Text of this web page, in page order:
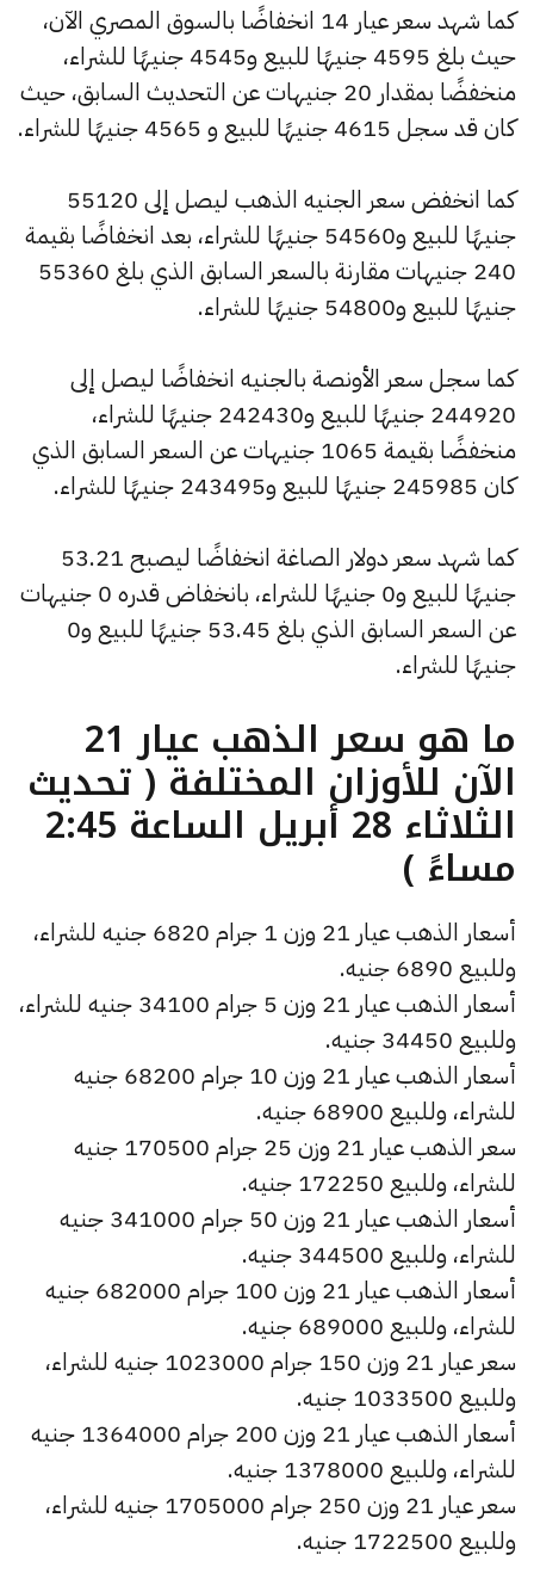
كما شهد سعر عيار 14 انخفاضًا بالسوق المصري الآن،
حيث بلغ 4595 جنيهًا للبيع و4545 جنيهًا للشراء،
منخفضًا بمقدار 20 جنيهات عن التحديث السابق، حيث
كان قد سجل 4615 جنيهًا للبيع و 4565 جنيهًا للشراء.
كما انخفض سعر الجنيه الذهب ليصل إلى 55120
جنيهًا للبيع و54560 جنيهًا للشراء، بعد انخفاضًا بقيمة
240 جنيهات مقارنة بالسعر السابق الذي بلغ 55360
جنيهًا للبيع و54800 جنيهًا للشراء.
كما سجل سعر الأونصة بالجنيه انخفاضًا ليصل إلى
244920 جنيهًا للبيع و242430 جنيهًا للشراء،
منخفضًا بقيمة 1065 جنيهات عن السعر السابق الذي
كان 245985 جنيهًا للبيع و243495 جنيهًا للشراء.
كما شهد سعر دولار الصاغة انخفاضًا ليصبح 53.21
جنيهًا للبيع و0 جنيهًا للشراء، بانخفاض قدره 0 جنيهات
عن السعر السابق الذي بلغ 53.45 جنيهًا للبيع و0
جنيهًا للشراء.
ما هو سعر الذهب عيار 21
الآن للأوزان المختلفة ( تحديث
الثلاثاء 28 أبريل الساعة 2:45
مساءً )
أسعار الذهب عيار 21 وزن 1 جرام 6820 جنيه للشراء،
وللبيع 6890 جنيه.
أسعار الذهب عيار 21 وزن 5 جرام 34100 جنيه للشراء،
وللبيع 34450 جنيه.
أسعار الذهب عيار 21 وزن 10 جرام 68200 جنيه
للشراء، وللبيع 68900 جنيه.
سعر الذهب عيار 21 وزن 25 جرام 170500 جنيه
للشراء، وللبيع 172250 جنيه.
أسعار الذهب عيار 21 وزن 50 جرام 341000 جنيه
للشراء، وللبيع 344500 جنيه.
أسعار الذهب عيار 21 وزن 100 جرام 682000 جنيه
للشراء، وللبيع 689000 جنيه.
سعر عيار 21 وزن 150 جرام 1023000 جنيه للشراء،
وللبيع 1033500 جنيه.
أسعار الذهب عيار 21 وزن 200 جرام 1364000 جنيه
للشراء، وللبيع 1378000 جنيه.
سعر عيار 21 وزن 250 جرام 1705000 جنيه للشراء،
وللبيع 1722500 جنيه.